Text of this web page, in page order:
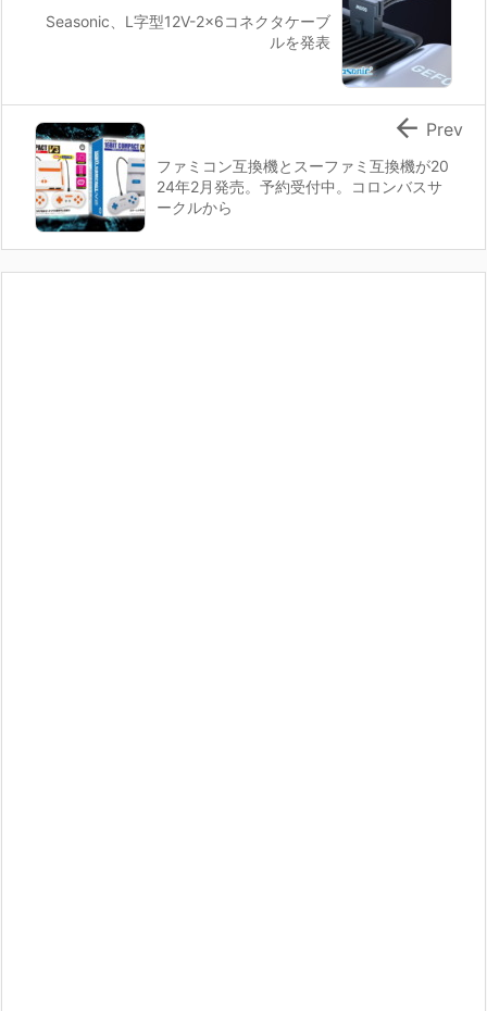
Seasonic、L字型12V-2x6コネクタケーブ
ルを発表
ファミコン互換機とスーファミ互換機が20
24年2月発売。予約受付中。コロンバスサ
ークルから
 Prev